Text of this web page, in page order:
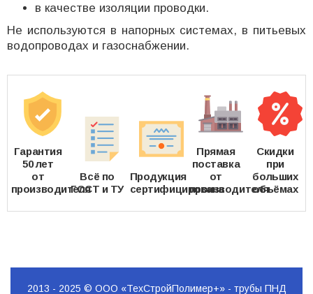
в качестве изоляции проводки.
Не используются в напорных системах, в питьевых
водопроводах и газоснабжении.
Гарантия
50 лет
от
производителя
Всё по
ГОСТ и ТУ
Продукция
сертифицирована
Прямая
поставка
от
производителя
Скидки
при
больших
объёмах
2013 - 2025 © ООО «ТехСтройПолимер+» - трубы ПНД